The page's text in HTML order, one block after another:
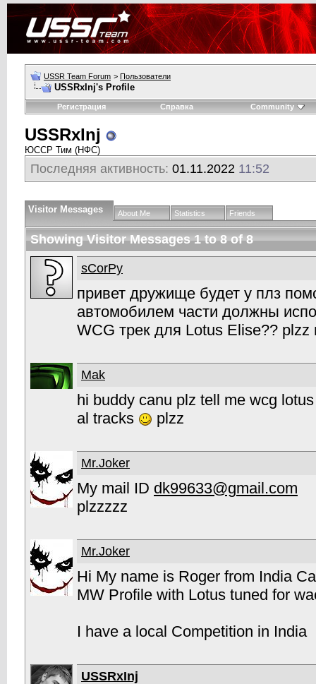
USSR Team Forum > Пользователи
USSRxInj's Profile
Регистрация Справка Community
USSRxInj
ЮССР Тим (НФС)
Последняя активность: 01.11.2022 11:52
Visitor Messages About Me Statistics Friends
Showing Visitor Messages 1 to8of8
sCorPy
привет дружище будет у плз
автомобилем части должны
WCG трек для Lotus Elise??
Mak
hi buddy canu plz tell me wcg
al tracks
plzz
Mr.Joker
My mail ID dk99633@gmail.com
plzzzzz
Mr.Joker
Hi My name is Roger from India
MW Profile with Lotus tuned for
I have a local Competition in India
USSRxInj